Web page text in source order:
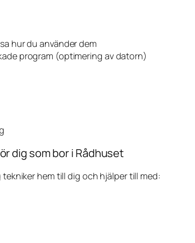
hur du använder dem
program (optimering av datorn)
dig som bor i Rådhuset
hem till dig och hjälper till med: